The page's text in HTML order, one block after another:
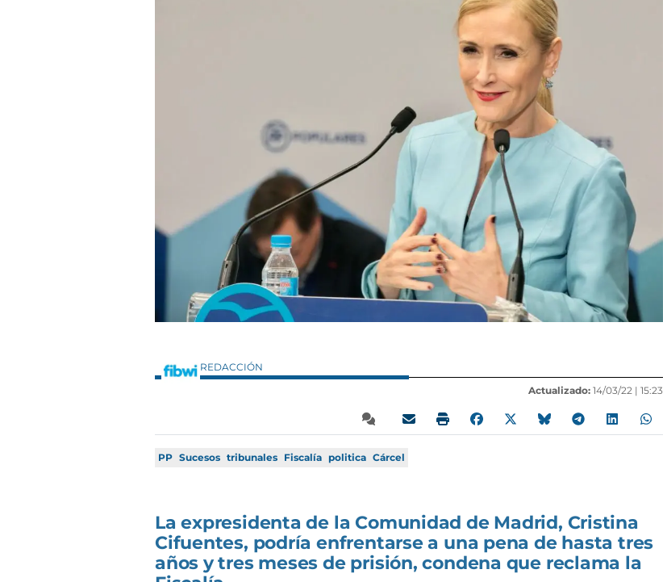
REDACCIÓN
Actualizado: 14/03/22 | 15:23
PP Sucesos tribunales Fiscalía politica Cárcel
La expresidenta de la Comunidad de Madrid, Cristina
Cifuentes, podría enfrentarse a una pena de hasta tres
años y tres meses de prisión, condena que reclama la